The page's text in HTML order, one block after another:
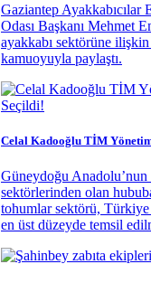
Gaziantep Ayakkabıcılar
Odası Başkanı Mehmet
ayakkabı sektörüne
kamuoyuyla paylaştı.
Celal Kadooğlu TİM
Güneydoğu
sektörlerinden olan
tohumlar sektörü, Türkiye
en üst düzeyde temsil